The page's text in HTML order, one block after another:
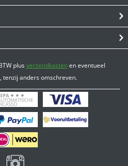
plusverzendkostenen eventueel
tenzij anders omschreven.